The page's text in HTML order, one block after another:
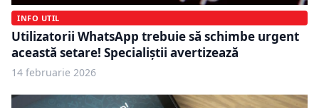
INFO UTIL
Utilizatorii WhatsApp trebuie să schimbe urgent
această setare! Specialiștii avertizează
14 februarie 2026